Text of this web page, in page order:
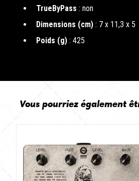
TrueByPass : non
Dimensions (cm) : 7 x 11,3 x 5
Poids (g) : 425
Vous pourriez également